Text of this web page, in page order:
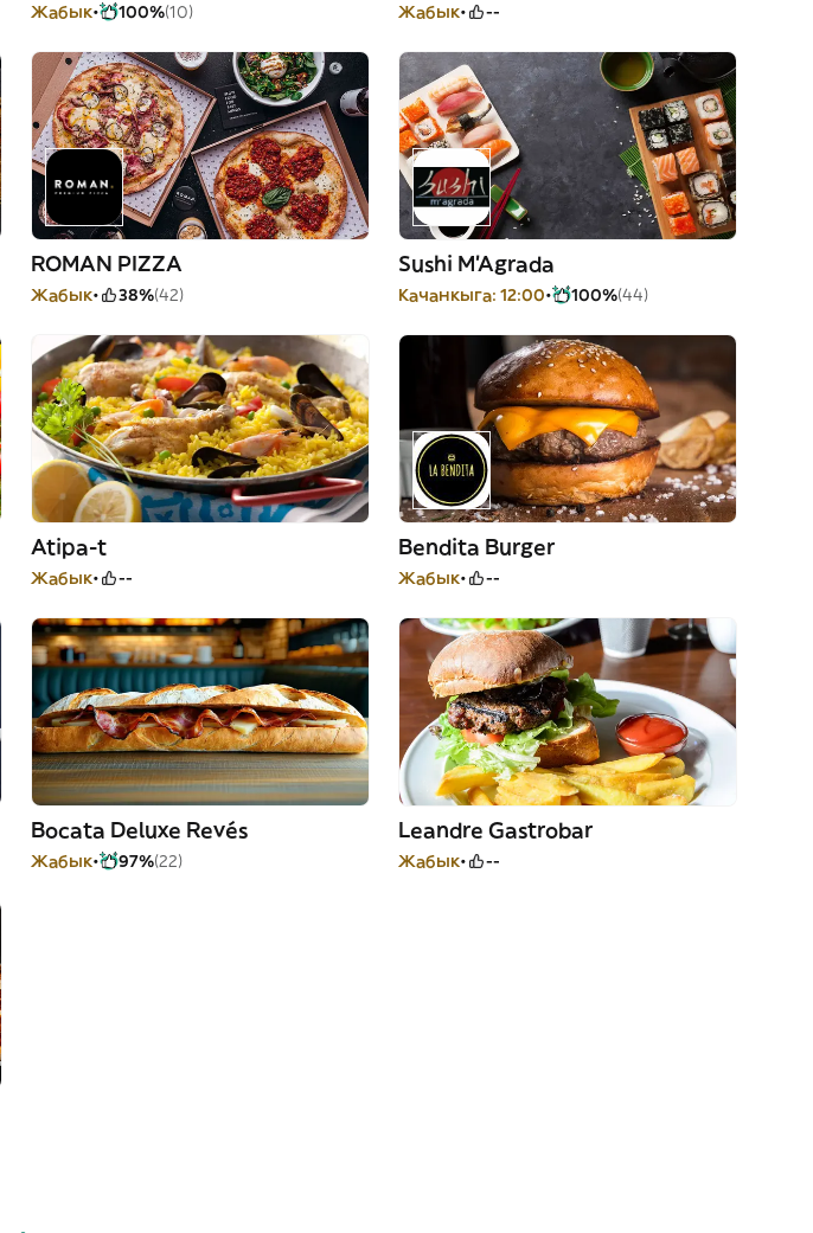
Жабык 100%(10) Жабык --
ROMAN PIZZA
Жабык 38%(42)
Sushi M'Agrada
Качанкыга: 12:00 100%(44)
Atipa-t
Жабык --
Bendita Burger
Жабык --
Bocata Deluxe Revés
Жабык 97%(22)
Leandre Gastrobar
Жабык --